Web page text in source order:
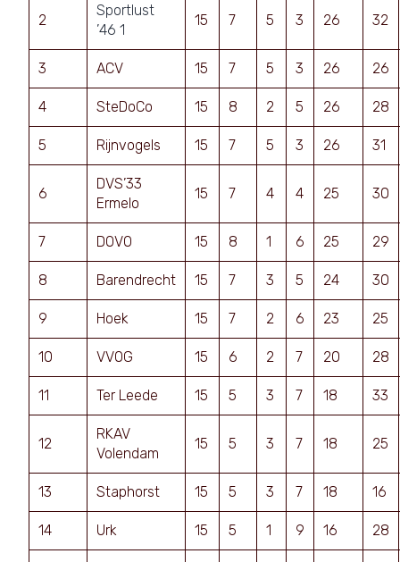
2
Sportlust
’46 1
15 7 5 3 26 32
3 ACV 15 7 5 3 26 26
4 SteDoCo 15 8 2 5 26 28
5 Rijnvogels 15 7 5 3 26 31
6
DVS’33
Ermelo
15 7 4 4 25 30
7 DOVO 15 8 1 6 25 29
8 Barendrecht 15 7 3 5 24 30
9 Hoek 15 7 2 6 23 25
10 VVOG 15 6 2 7 20 28
11 Ter Leede 15 5 3 7 18 33
12
RKAV
Volendam
15 5 3 7 18 25
13 Staphorst 15 5 3 7 18 16
14 Urk 15 5 1 9 16 28